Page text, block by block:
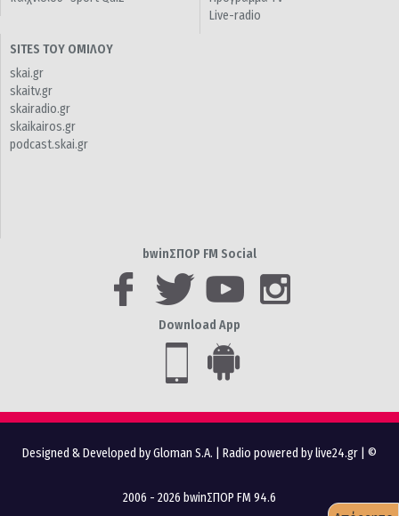
Live-radio
SITES ΤΟΥ ΟΜΙΛΟΥ
skai.gr
skaitv.gr
skairadio.gr
skaikairos.gr
podcast.skai.gr
bwinΣΠΟΡ FM Social
Download App
Designed & Developed by Gloman S.A. Radio powered by live24.gr | ©
2006 - 2026 bwinΣΠΟΡ FM 94.6